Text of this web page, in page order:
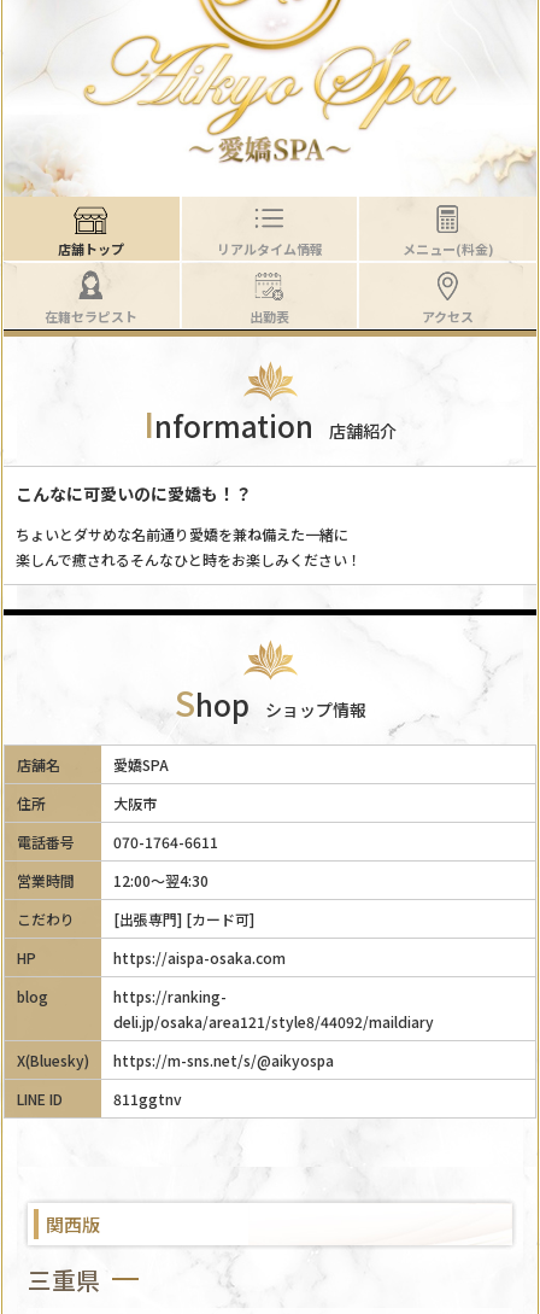
店舗トップ リアルタイム情報 メニュー(料金)
在籍セラピスト 出勤表 アクセス
Information 店舗紹介
こんなに可愛いのに愛嬌も！？
ちょいとダサめな名前通り愛嬌を兼ね備えた一緒に
楽しんで癒されるそんなひと時をお楽しみください！
Shop ショップ情報
店舗名
愛嬌SPA
住所
大阪市
電話番号
070-1764-6611
営業時間
12:00～翌4:30
こだわり
[出張専門] [カード可]
HP
https://aispa-osaka.com
blog
https://ranking-
deli.jp/osaka/area121/style8/44092/maildiary
X(Bluesky)
https://m-sns.net/s/@aikyospa
LINE ID
811ggtnv
関西版
三重県